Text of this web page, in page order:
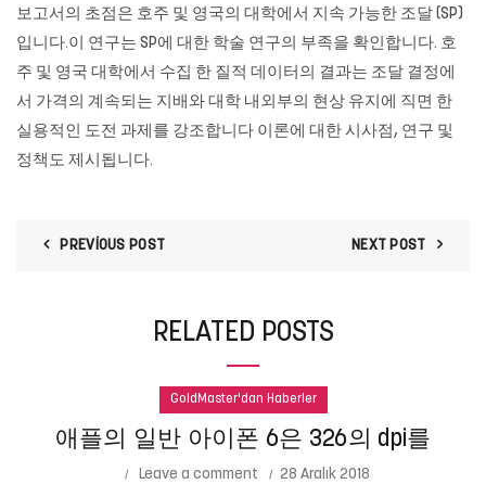
보고서의 초점은 호주 및 영국의 대학에서 지속 가능한 조달 (SP)
입니다.이 연구는 SP에 대한 학술 연구의 부족을 확인합니다. 호
주 및 영국 대학에서 수집 한 질적 데이터의 결과는 조달 결정에
서 가격의 계속되는 지배와 대학 내외부의 현상 유지에 직면 한
실용적인 도전 과제를 강조합니다 이론에 대한 시사점, 연구 및
정책도 제시됩니다.
PREVIOUS POST NEXT POST
RELATED POSTS
GoldMaster'dan Haberler
애플의 일반 아이폰 6은 326의 dpi를
Leave a comment 28 Aralık 2018